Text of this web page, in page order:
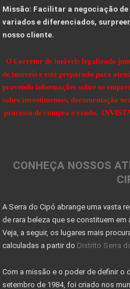
10 Dicas de como projetar e
VALE A PENA INVESTIR EM UM
Dicas de Como Fazer o
SENSACIONAIS DICAS NA
DICAS PARA OBSERVAÇÃO DE
Projeto das 10 travessias
7 coisas que você precisa
Sinais de recuperação:
Mercado imobiliário volta a
COMO DECLARAR IMÓVEIS
Missão: Facilitar a negociação
variados e diferenciados,
nosso cliente.
O Corretor de imóveis legalizado
de imóveis e está preparado para
provendo informações sobre os
sobre investimentos, documentação
processo de compra e venda.
CONHEÇA NOSSOS
A Serra do Cipó abrange uma vasta
de rara beleza que se constituem
Veja, a seguir, os lugares mais
calculadas a partir do Distrito Serra
Com a missão e o poder de definir o
setembro de 1984, foi criado nos